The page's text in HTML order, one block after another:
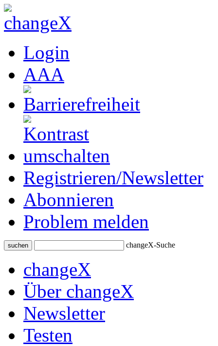
Login
AAA
Registrieren/Newsletter
Abonnieren
Problem melden
suchen changeX-Suche
changeX
Über changeX
Newsletter
Testen